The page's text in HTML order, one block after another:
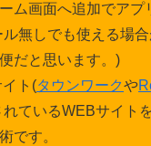
ム画面へ追加でアプ
無しでも使える場
だと思います。)
イト(タウンワークや
ているWEBサイト
です。